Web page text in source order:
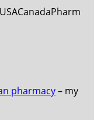
USACanadaPharm
pharmacy– my